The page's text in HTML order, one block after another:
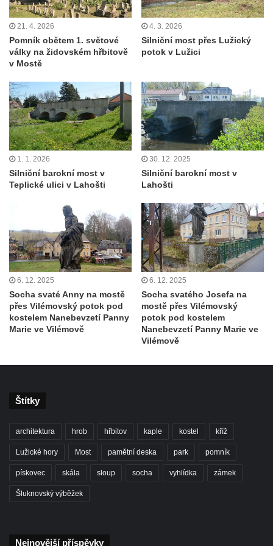
Busta Jana Amose Komenského na domě
čp. 37 v Račicích
Socha ležícího koně v Sadech
Československé armády v Teplicích
Socha Medvídě v Tierpark Chemnitz
Sochy Ležící žena v Tierpark Chemnitz
Sochy Ptáci v Tierpark Chemnitz
Socha Skupina jeřábů v Tierpark Chemnitz
Socha Panter v ZOO Leipzig
Socha Dívka s mušlí v ZOO Leipzig
Socha Atlet v ZOO Leipzig
Socha Marabu v ZOO Leipzig
Busta Karla Maxe Schneidera v ZOO
Leipzig
Socha Mladý slon v ZOO Leipzig
Socha Býk v ZOO Dresden
Socha Uprchlý otrok bojuje s divokým psem
Socha divokého prasete před vstupem do
ZOO Dresden
Socha světce severně od Lužce nad
Strom svobody a památník 100 let republiky
21. 4. 2026
Pomník obětem 1. světové
války na židovském hřbitově
v Mostě
4. 3. 2026
Silniční most přes Lužický
potok v Lužici
1. 1. 2026
Silniční barokní most v
Teplické ulici v Lahošti
30. 12. 2025
Silniční barokní most v
Lahošti
6. 12. 2025
Socha svaté Anny na mostě
přes Vilémovský potok pod
kostelem Nanebevzetí Panny
Marie ve Vilémově
6. 12. 2025
Socha svatého Josefa na
mostě přes Vilémovský
potok pod kostelem
Nanebevzetí Panny Marie ve
Vilémově
Štítky
architektura hrob hřbitov kaple kostel kříž
Lužické hory Most pamětní deska park pomník
pískovec skála sloup socha vyhlídka zámek
Šluknovský výběžek
Nejnovější příspěvky